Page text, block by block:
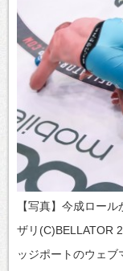
【写真】今成ロー
ザリ(C)BELLATOR
ッジポートのウェ